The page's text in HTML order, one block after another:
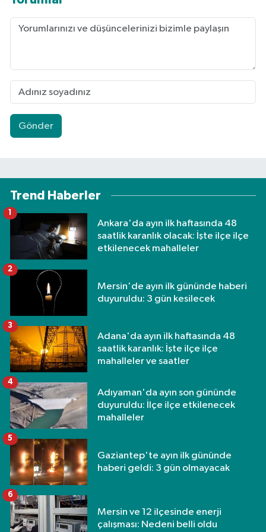
Gönder
Trend Haberler
Ankara'da ayın ilk haftasında 48
saatlik karanlık olacak: İşte ilçe ilçe
etkilenecek mahalleler
1
Mersin'de ayın ilk gününde haberi
duyuruldu: 3 gün kesilecek
2
Adana'da ayın ilk haftasında 48
saatlik karanlık: İşte ilçe ilçe
mahalleler ve saatler
3
Adıyaman'da ayın son gününde
duyuruldu: İlçe ilçe etkilenecek
mahalleler
4
Gaziantep'te ayın ilk gününde
haberi geldi: 3 gün olmayacak
5
Mersin ve 12 ilçesinde enerji
çalışması: Nedeni belli oldu
6